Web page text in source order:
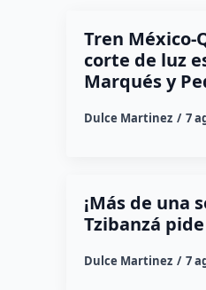
Tren México-
corte de luz
Marqués y
Dulce Martinez 7
¡Más de una
Tzibanzá
Dulce Martinez 7